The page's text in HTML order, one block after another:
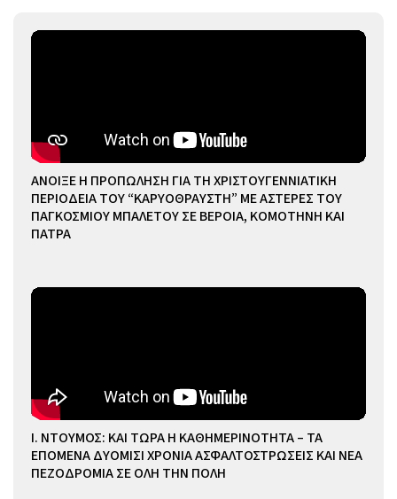
ΑΝΟΙΞΕ Η ΠΡΟΠΩΛΗΣΗ ΓΙΑ ΤΗ ΧΡΙΣΤΟΥΓΕΝΝΙΑΤΙΚΗ
ΠΕΡΙΟΔΕΙΑ ΤΟΥ “ΚΑΡΥΟΘΡΑΥΣΤΗ” ΜΕ ΑΣΤΕΡΕΣ ΤΟΥ
ΠΑΓΚΟΣΜΙΟΥ ΜΠΑΛΕΤΟΥ ΣΕ ΒΕΡΟΙΑ, ΚΟΜΟΤΗΝΗ ΚΑΙ
ΠΑΤΡΑ
Ι. ΝΤΟΥΜΟΣ: ΚΑΙ ΤΩΡΑ Η ΚΑΘΗΜΕΡΙΝΟΤΗΤΑ – ΤΑ
ΕΠΟΜΕΝΑ ΔΥΟΜΙΣΙ ΧΡΟΝΙΑ ΑΣΦΑΛΤΟΣΤΡΩΣΕΙΣ ΚΑΙ ΝΕΑ
ΠΕΖΟΔΡΟΜΙΑ ΣΕ ΟΛΗ ΤΗΝ ΠΟΛΗ